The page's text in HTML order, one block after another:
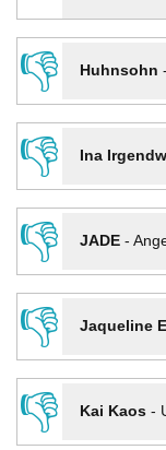
👎
Huhnsohn -
👎
Ina
👎
JADE-
👎
Jaqueline
👎
Kai Kaos-